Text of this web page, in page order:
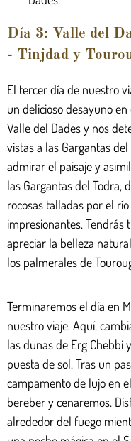
Día 3: Valle del
- Tinjdad y
El tercer día de nuestro
un delicioso desayuno
Valle del Dades y nos
vistas a las Gargantas
admirar el paisaje y
las Gargantas del Todra,
rocosas talladas por el
impresionantes. Tendrás
apreciar la belleza
los palmerales de
Terminaremos el día en
nuestro viaje. Aquí,
las dunas de Erg Chebbi
puesta de sol. Tras un
campamento de lujo en
bereber y cenaremos.
alrededor del fuego